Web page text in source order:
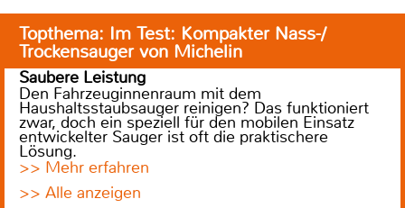
Topthema: Im Test: Kompakter Nass-/
Trockensauger von Michelin
Saubere Leistung
Den Fahrzeuginnenraum mit dem
Haushaltsstaubsauger reinigen? Das funktioniert
zwar, doch ein speziell für den mobilen Einsatz
entwickelter Sauger ist oft die praktischere
Lösung.
>> Mehr erfahren
>> Alle anzeigen